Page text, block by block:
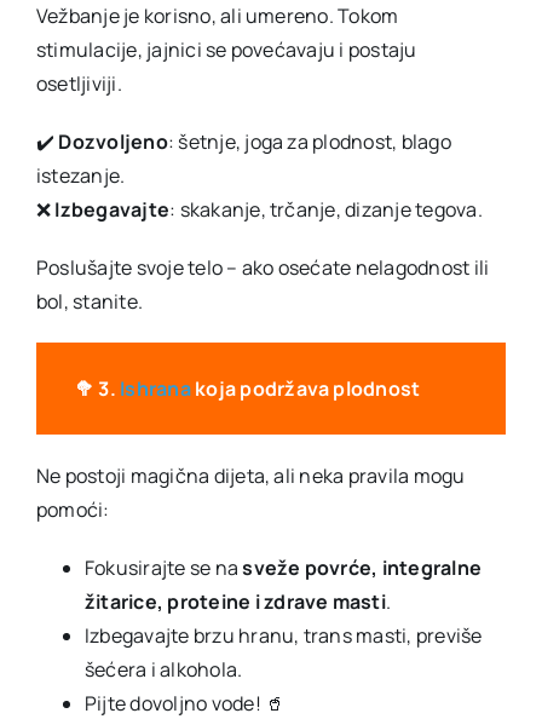
Vežbanje je korisno, ali umereno. Tokom
stimulacije, jajnici se povećavaju i postaju
osetljiviji.
✔️ Dozvoljeno: šetnje, joga za plodnost, blago
istezanje.
❌Izbegavajte: skakanje, trčanje, dizanje tegova.
Poslušajte svoje telo – ako osećate nelagodnost ili
bol, stanite.
🥦 3. Ishranakoja podržava plodnost
Ne postoji magična dijeta, ali neka pravila mogu
pomoći:
Fokusirajte se nasveže povrće, integralne
žitarice, proteine i zdrave masti.
Izbegavajte brzu hranu, trans masti, previše
šećera i alkohola.
Pijte dovoljno vode! 🥤